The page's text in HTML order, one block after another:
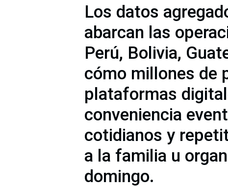
Los datos
abarcan las
Perú, Bolivia,
cómo millones de
plataformas
conveniencia
cotidianos y
a la familia u
domingo.